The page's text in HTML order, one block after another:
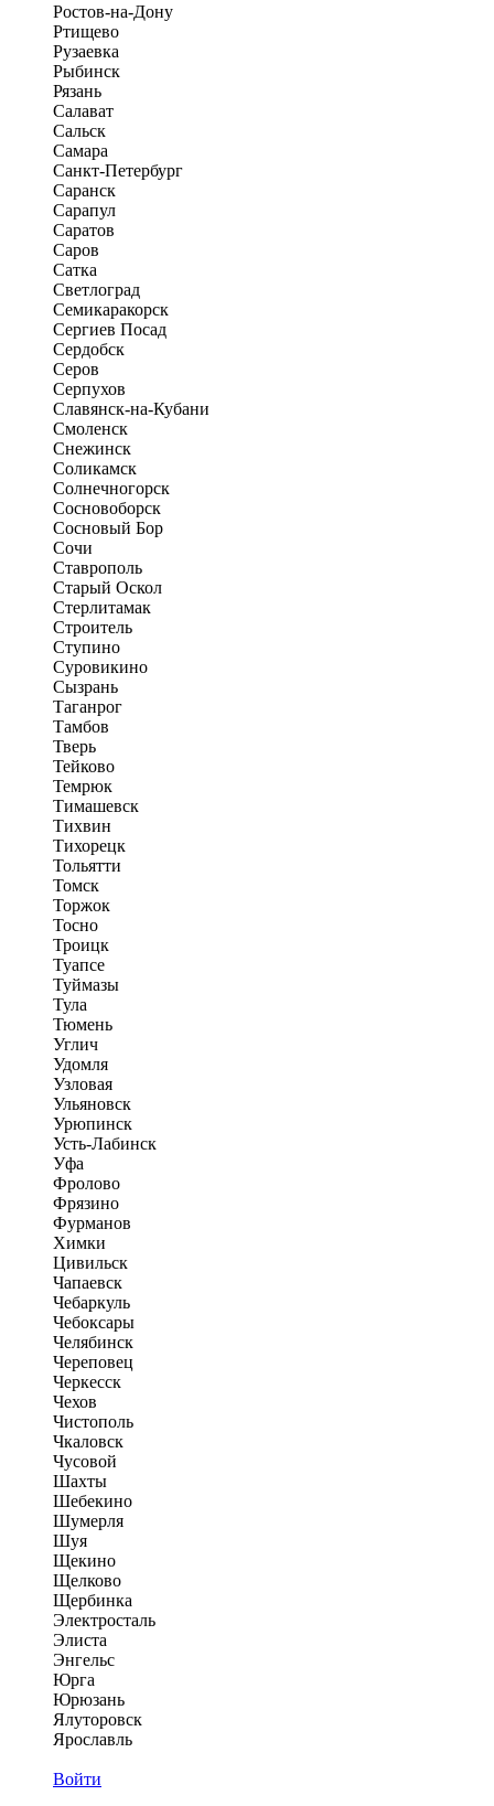
Ростов-на-Дону
Ртищево
Рузаевка
Рыбинск
Рязань
Салават
Сальск
Самара
Санкт-Петербург
Саранск
Сарапул
Саратов
Саров
Сатка
Светлоград
Семикаракорск
Сергиев Посад
Сердобск
Серов
Серпухов
Славянск-на-Кубани
Смоленск
Снежинск
Соликамск
Солнечногорск
Сосновоборск
Сосновый Бор
Сочи
Ставрополь
Старый Оскол
Стерлитамак
Строитель
Ступино
Суровикино
Сызрань
Таганрог
Тамбов
Тверь
Тейково
Темрюк
Тимашевск
Тихвин
Тихорецк
Тольятти
Томск
Торжок
Тосно
Троицк
Туапсе
Туймазы
Тула
Тюмень
Углич
Удомля
Узловая
Ульяновск
Урюпинск
Усть-Лабинск
Уфа
Фролово
Фрязино
Фурманов
Химки
Цивильск
Чапаевск
Чебаркуль
Чебоксары
Челябинск
Череповец
Черкесск
Чехов
Чистополь
Чкаловск
Чусовой
Шахты
Шебекино
Шумерля
Шуя
Щекино
Щелково
Щербинка
Электросталь
Элиста
Энгельс
Юрга
Юрюзань
Ялуторовск
Ярославль
Войти